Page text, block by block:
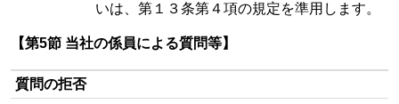
いは、第１３条第４項の規定を準用します。
【第5節 当社の係員による質問等】
質問の拒否